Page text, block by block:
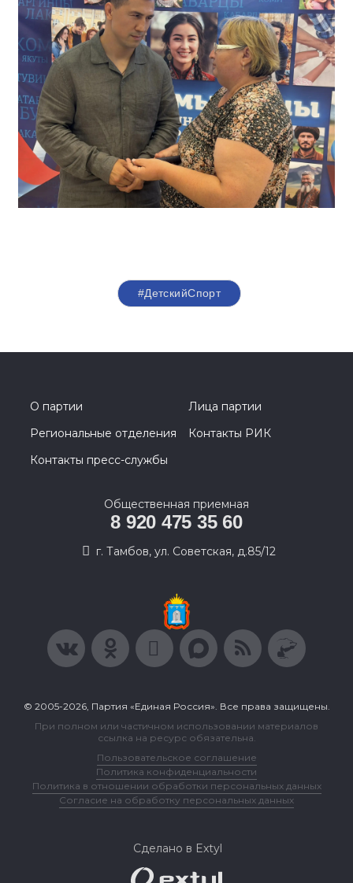
#ДетскийСпорт
О партии
Лица партии
Региональные отделения
Контакты РИК
Контакты пресс-службы
Общественная приемная
8 920 475 35 60
г. Тамбов, ул. Советская, д.85/12
© 2005-2026, Партия «Единая Россия». Все права защищены.
При полном или частичном использовании материалов
ссылка на ресурс обязательна.
Пользовательское соглашение
Политика конфиденциальности
Политика в отношении обработки персональных данных
Согласие на обработку персональных данных
Сделано в Extyl